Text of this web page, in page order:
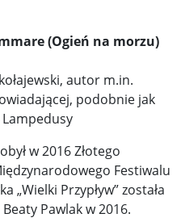
(Ogień na morzu)
autor m.in.
podobnie jak
w 2016 Złotego
Festiwalu
„Wielki Przypływ” została
Pawlak w 2016.